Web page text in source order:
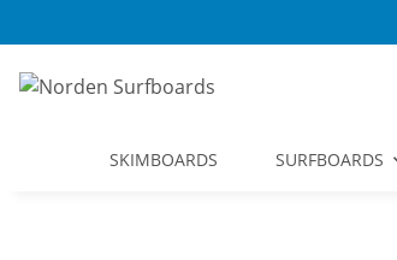
SKIMBOARDS SURFBOARDS